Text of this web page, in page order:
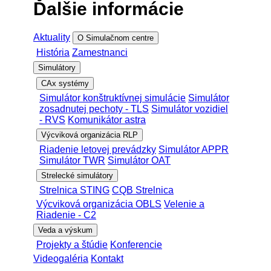
Ďalšie informácie
Aktuality O Simulačnom centre
História Zamestnanci
Simulátory
CAx systémy
Simulátor konštruktívnej simulácie Simulátor
zosadnutej pechoty - TLS Simulátor vozidiel
- RVS Komunikátor astra
Výcviková organizácia RLP
Riadenie letovej prevádzky Simulátor APPR
Simulátor TWR Simulátor OAT
Strelecké simulátory
Strelnica STING CQB Strelnica
Výcviková organizácia OBLS Velenie a
Riadenie - C2
Veda a výskum
Projekty a štúdie Konferencie
Videogaléria Kontakt